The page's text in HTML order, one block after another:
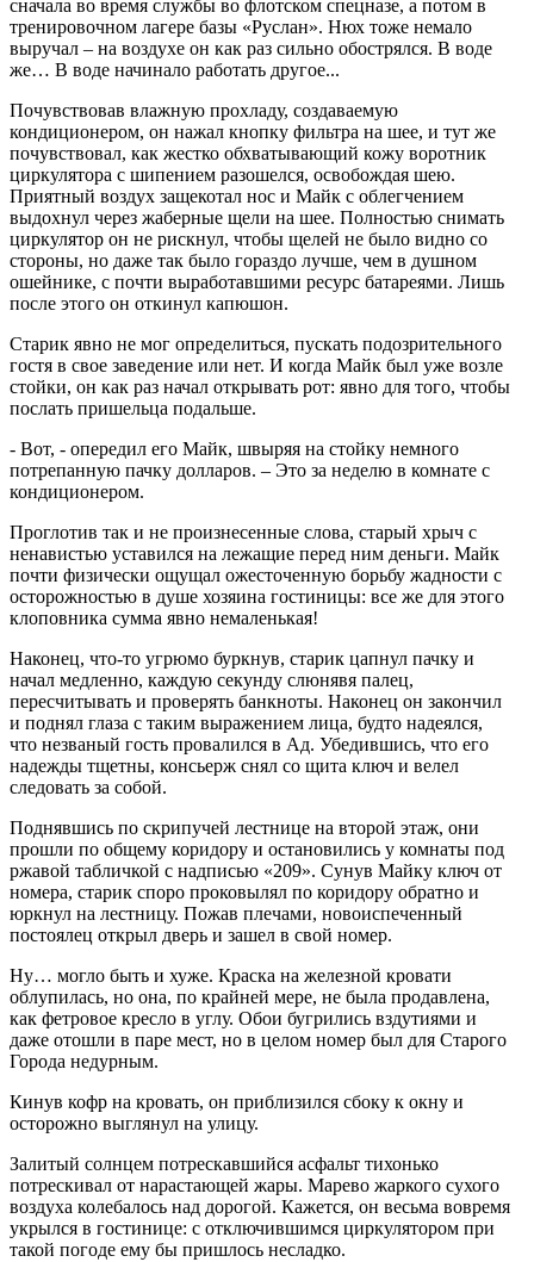
сначала во время службы во флотском спецназе, а потом в
тренировочном лагере базы «Руслан». Нюх тоже немало
выручал – на воздухе он как раз сильно обострялся. В воде
же… В воде начинало работать другое...
Почувствовав влажную прохладу, создаваемую
кондиционером, он нажал кнопку фильтра на шее, и тут же
почувствовал, как жестко обхватывающий кожу воротник
циркулятора с шипением разошелся, освобождая шею.
Приятный воздух защекотал нос и Майк с облегчением
выдохнул через жаберные щели на шее. Полностью снимать
циркулятор он не рискнул, чтобы щелей не было видно со
стороны, но даже так было гораздо лучше, чем в душном
ошейнике, с почти выработавшими ресурс батареями. Лишь
после этого он откинул капюшон.
Старик явно не мог определиться, пускать подозрительного
гостя в свое заведение или нет. И когда Майк был уже возле
стойки, он как раз начал открывать рот: явно для того, чтобы
послать пришельца подальше.
- Вот, - опередил его Майк, швыряя на стойку немного
потрепанную пачку долларов. – Это за неделю в комнате с
кондиционером.
Проглотив так и не произнесенные слова, старый хрыч с
ненавистью уставился на лежащие перед ним деньги. Майк
почти физически ощущал ожесточенную борьбу жадности с
осторожностью в душе хозяина гостиницы: все же для этого
клоповника сумма явно немаленькая!
Наконец, что-то угрюмо буркнув, старик цапнул пачку и
начал медленно, каждую секунду слюнявя палец,
пересчитывать и проверять банкноты. Наконец он закончил
и поднял глаза с таким выражением лица, будто надеялся,
что незваный гость провалился в Ад. Убедившись, что его
надежды тщетны, консьерж снял со щита ключ и велел
следовать за собой.
Поднявшись по скрипучей лестнице на второй этаж, они
прошли по общему коридору и остановились у комнаты под
ржавой табличкой с надписью «209». Сунув Майку ключ от
номера, старик споро проковылял по коридору обратно и
юркнул на лестницу. Пожав плечами, новоиспеченный
постоялец открыл дверь и зашел в свой номер.
Ну… могло быть и хуже. Краска на железной кровати
облупилась, но она, по крайней мере, не была продавлена,
как фетровое кресло в углу. Обои бугрились вздутиями и
даже отошли в паре мест, но в целом номер был для Старого
Города недурным.
Кинув кофр на кровать, он приблизился сбоку к окну и
осторожно выглянул на улицу.
Залитый солнцем потрескавшийся асфальт тихонько
потрескивал от нарастающей жары. Марево жаркого сухого
воздуха колебалось над дорогой. Кажется, он весьма вовремя
укрылся в гостинице: с отключившимся циркулятором при
такой погоде ему бы пришлось несладко.